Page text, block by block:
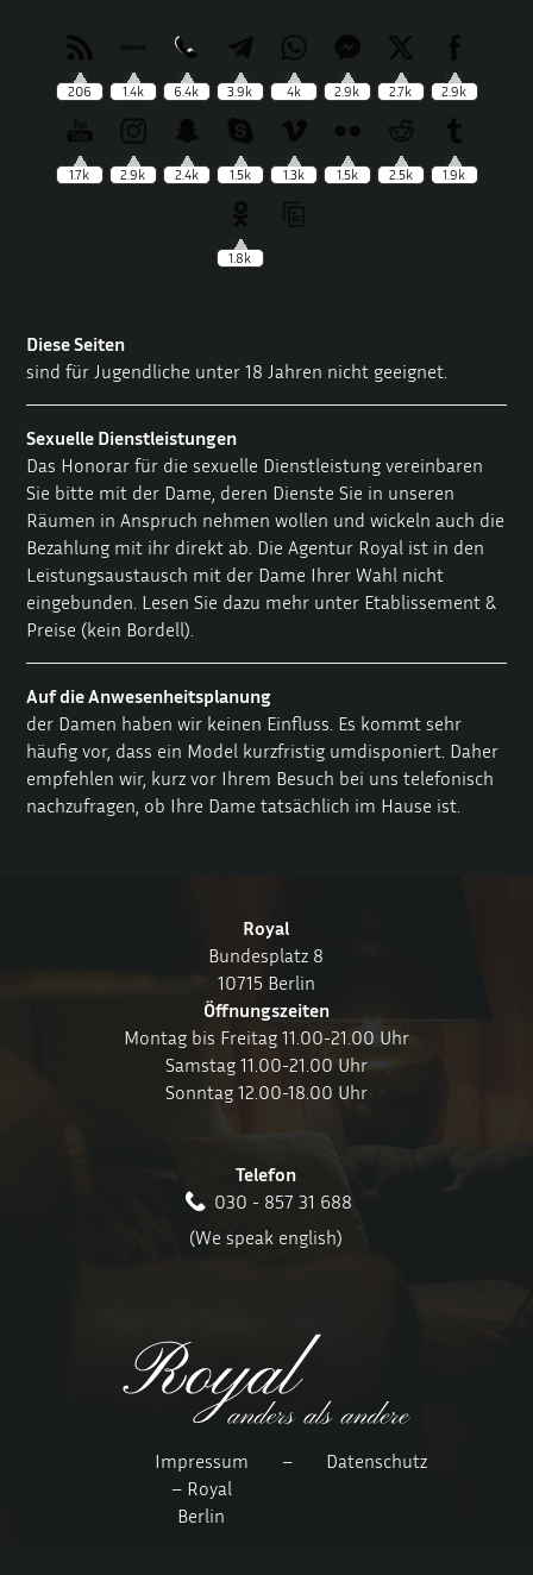
206 1.4k 6.4k 3.9k 4k 2.9k 2.7k 2.9k
1.7k 2.9k 2.4k 1.5k 1.3k 1.5k 2.5k 1.9k
1.8k
Diese Seiten
sind für Jugendliche unter 18 Jahren nicht geeignet.
Sexuelle Dienstleistungen
Das Honorar für die sexuelle Dienstleistung vereinbaren
Sie bitte mit der Dame, deren Dienste Sie in unseren
Räumen in Anspruch nehmen wollen und wickeln auch die
Bezahlung mit ihr direkt ab. Die Agentur Royal ist in den
Leistungsaustausch mit der Dame Ihrer Wahl nicht
eingebunden. Lesen Sie dazu mehr unter Etablissement &
Preise (kein Bordell).
Auf die Anwesenheitsplanung
der Damen haben wir keinen Einfluss. Es kommt sehr
häufig vor, dass ein Model kurzfristig umdisponiert. Daher
empfehlen wir, kurz vor Ihrem Besuch bei uns telefonisch
nachzufragen, ob Ihre Dame tatsächlich im Hause ist.
Royal
Bundesplatz 8
10715 Berlin
Öffnungszeiten
Montag bis Freitag 11.00-21.00 Uhr
Samstag 11.00-21.00 Uhr
Sonntag 12.00-18.00 Uhr
Telefon
030 - 857 31 688
(We speak english)
Impressum
– Royal
Berlin
– Datenschutz